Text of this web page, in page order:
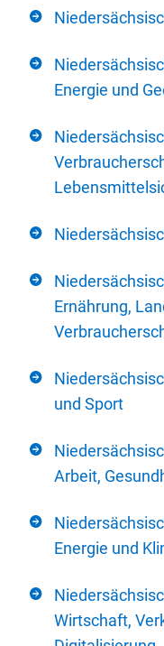
Energie und
Ernährung,
und Sport
Arbeit,
Energie und
Wirtschaft,